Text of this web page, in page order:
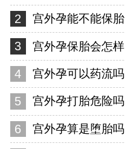
2 宫外孕能不能保胎
3 宫外孕保胎会怎样
4 宫外孕可以药流吗
5 宫外孕打胎危险吗
6 宫外孕算是堕胎吗